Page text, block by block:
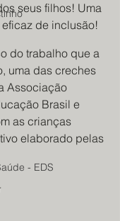
- EDS
seus filhos! Uma
de inclusão!
do trabalho que a
uma das creches
Associação
Brasil e
as crianças
elaborado pelas